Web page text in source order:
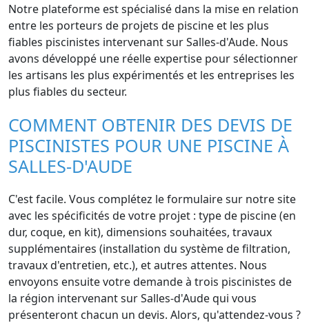
Notre plateforme est spécialisé dans la mise en relation
entre les porteurs de projets de piscine et les plus
fiables piscinistes intervenant sur Salles-d'Aude. Nous
avons développé une réelle expertise pour sélectionner
les artisans les plus expérimentés et les entreprises les
plus fiables du secteur.
COMMENT OBTENIR DES DEVIS DE
PISCINISTES POUR UNE PISCINE À
SALLES-D'AUDE
C'est facile. Vous complétez le formulaire sur notre site
avec les spécificités de votre projet : type de piscine (en
dur, coque, en kit), dimensions souhaitées, travaux
supplémentaires (installation du système de filtration,
travaux d'entretien, etc.), et autres attentes. Nous
envoyons ensuite votre demande à trois piscinistes de
la région intervenant sur Salles-d'Aude qui vous
présenteront chacun un devis. Alors, qu'attendez-vous ?